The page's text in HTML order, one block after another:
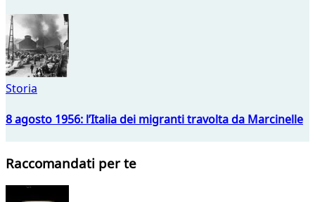
Storia
8 agosto 1956: l’Italia dei migranti travolta da Marcinelle
Raccomandati per te